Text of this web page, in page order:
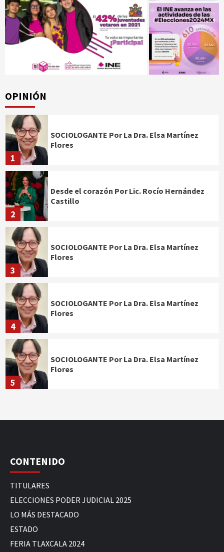
OPINIÓN
1
SOCIOLOGANTE Por La Dra. Elsa Martínez
Flores
2
Desde el corazón Por Lic. Rocío Hernández
Castillo
3
SOCIOLOGANTE Por La Dra. Elsa Martínez
Flores
4
SOCIOLOGANTE Por La Dra. Elsa Martínez
Flores
5
SOCIOLOGANTE Por La Dra. Elsa Martínez
Flores
CONTENIDO
TITULARES
ELECCIONES PODER JUDICIAL 2025
LO MÁS DESTACADO
ESTADO
FERIA TLAXCALA 2024